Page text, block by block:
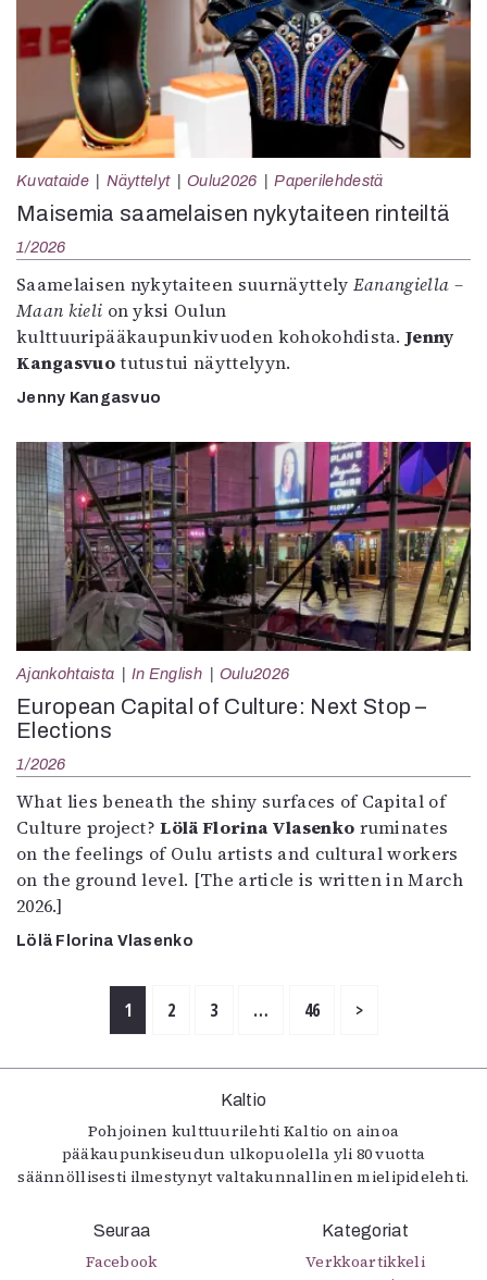
Kuvataide Näyttelyt Oulu2026 Paperilehdestä
Maisemia saamelaisen nykytaiteen rinteiltä
1/2026
Saamelaisen nykytaiteen suurnäyttely Eanangiella –
Maan kieli on yksi Oulun
kulttuuripääkaupunkivuoden kohokohdista.Jenny
Kangasvuotutustui näyttelyyn.
Jenny Kangasvuo
Ajankohtaista In English Oulu2026
European Capital of Culture: Next Stop –
Elections
1/2026
What lies beneath the shiny surfaces of Capital of
Culture project?Lölä Florina Vlasenko ruminates
on the feelings of Oulu artists and cultural workers
on the ground level. [The article is written in March
2026.]
Lölä Florina Vlasenko
1 2 3 … 46 >
Kaltio
Pohjoinen kulttuurilehti Kaltio on ainoa
pääkaupunkiseudun ulkopuolella yli 80 vuotta
säännöllisesti ilmestynyt valtakunnallinen mielipidelehti.
Seuraa
Facebook
Kategoriat
Verkkoartikkeli